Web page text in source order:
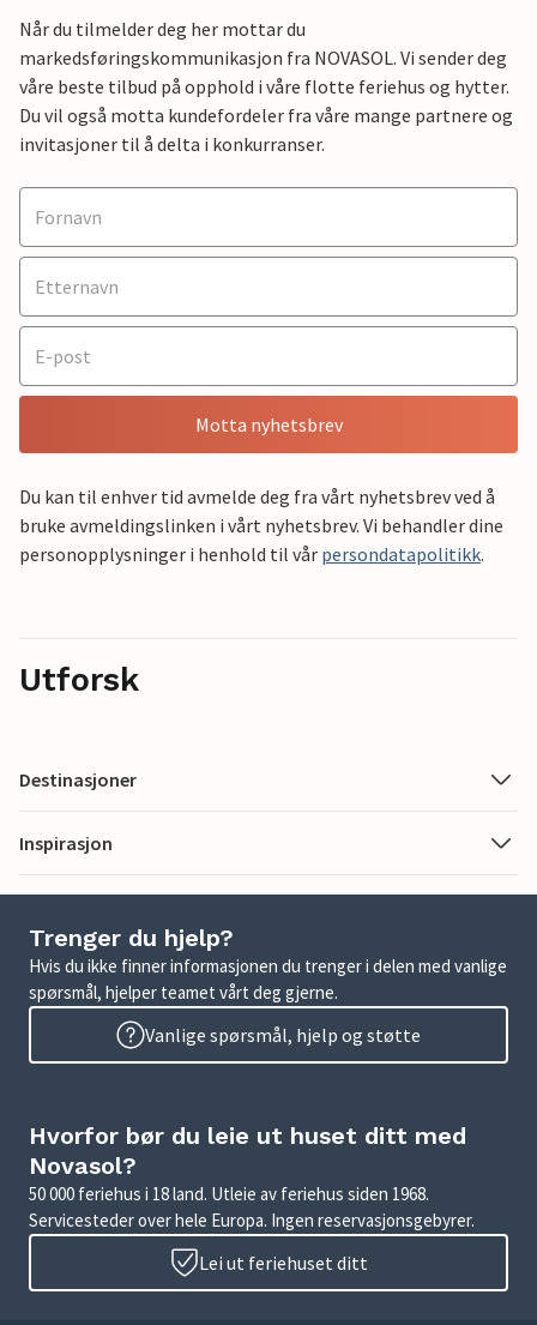
Når du tilmelder deg her mottar du
markedsføringskommunikasjon fra NOVASOL. Vi sender deg
våre beste tilbud på opphold i våre flotte feriehus og hytter.
Du vil også motta kundefordeler fra våre mange partnere og
invitasjoner til å delta i konkurranser.
Motta nyhetsbrev
Du kan til enhver tid avmelde deg fra vårt nyhetsbrev ved å
bruke avmeldingslinken i vårt nyhetsbrev. Vi behandler dine
personopplysninger i henhold til vår persondatapolitikk.
Utforsk
Destinasjoner
Inspirasjon
Trenger du hjelp?
Hvis du ikke finner informasjonen du trenger i delen med vanlige
spørsmål, hjelper teamet vårt deg gjerne.
Vanlige spørsmål, hjelp og støtte
Hvorfor bør du leie ut huset ditt med
Novasol?
50 000 feriehus i 18 land. Utleie av feriehus siden 1968.
Servicesteder over hele Europa. Ingen reservasjonsgebyrer.
Lei ut feriehuset ditt